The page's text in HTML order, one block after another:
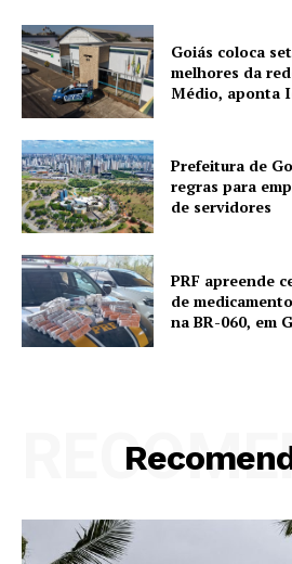
Goiás coloca
melhores da
Médio, aponta
Prefeitura de
regras para
de servidores
PRF apreende
de
na BR-060, em